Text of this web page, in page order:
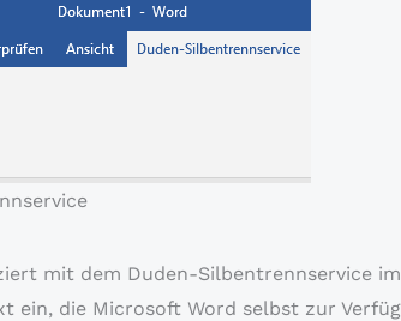
mit dem Duden-Silbentrennservice
ein, die Microsoft Word selbst zur